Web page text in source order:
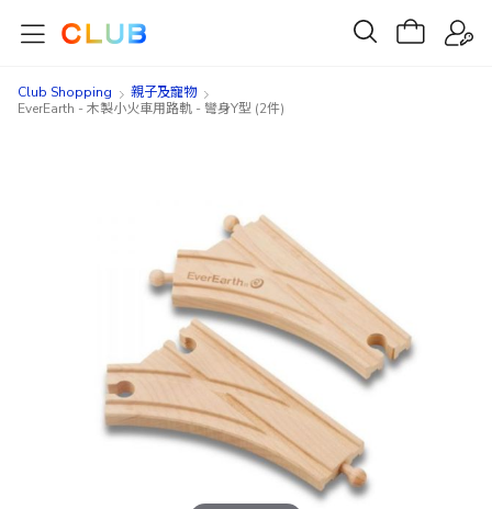
Club Shopping
親子及寵物
EverEarth - 木製小火車用路軌 - 彎身Y型 (2件)